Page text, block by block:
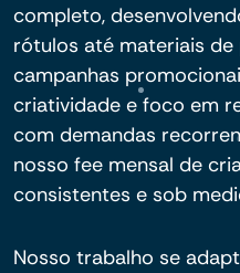
completo,
rótulos até materiais
campanhas
criatividade e foco em
com demandas
nosso fee mensal de
consistentes e sob
Nosso trabalho se